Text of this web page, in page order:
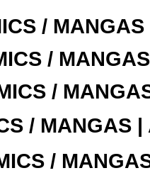
/
/
/
/ MANGAS |
/